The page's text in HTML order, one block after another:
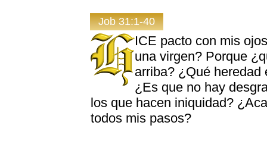
Job 31:1-40
ICE pacto con mis
una virgen? Porque
arriba? ¿Qué heredad
¿Es que no hay
los que hacen iniquidad?
todos mis pasos?